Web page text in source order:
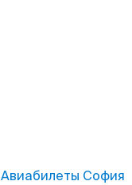
Авиабилеты София